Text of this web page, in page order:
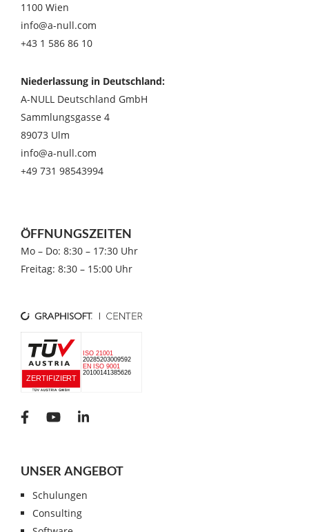
1100 Wien
info@a-null.com
+43 1 586 86 10
Niederlassung in Deutschland:
A-NULL Deutschland GmbH
Sammlungsgasse 4
89073 Ulm
info@a-null.com
+49 731 98543994
ÖFFNUNGSZEITEN
Mo – Do: 8:30 – 17:30 Uhr
Freitag: 8:30 – 15:00 Uhr
UNSER ANGEBOT
Schulungen
Consulting